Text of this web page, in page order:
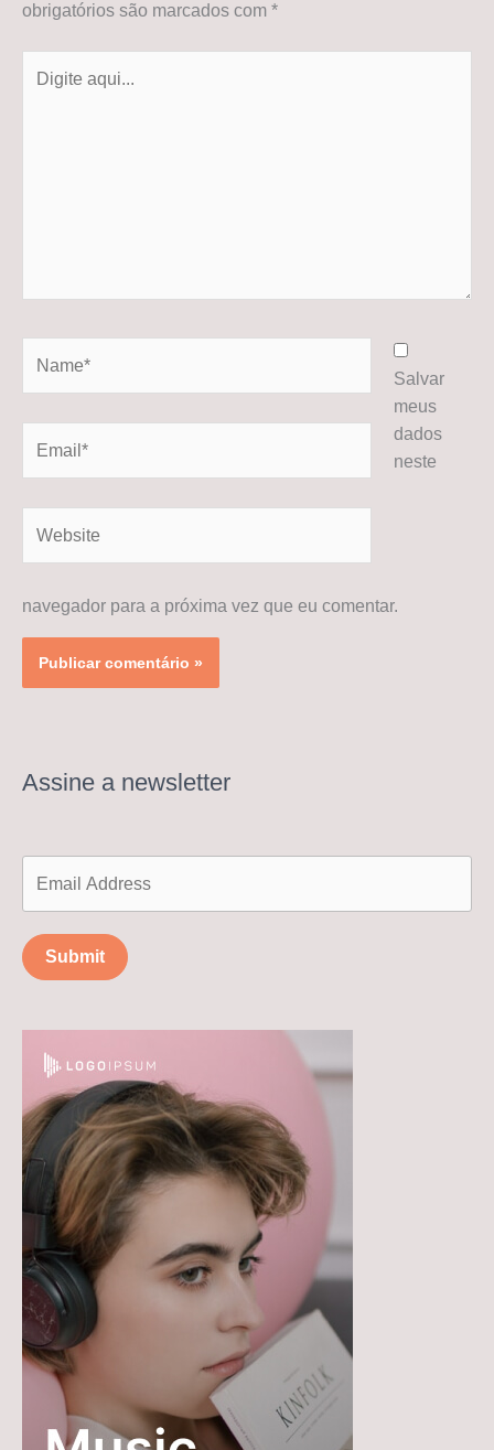
obrigatórios são marcados com *
aqui...
Salvar
meus
dados
neste
navegador para a próxima vez que eu comentar.
Assine a newsletter
Submit